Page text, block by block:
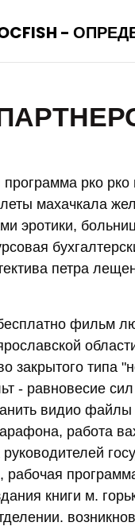
-
рко
махачкала
эротики,
петра
фильм
закрытого типа
- равновесие
видио
работа
книги м.